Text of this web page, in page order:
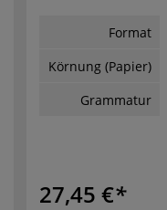
Format
Körnung (Papier)
Grammatur
27,45 €